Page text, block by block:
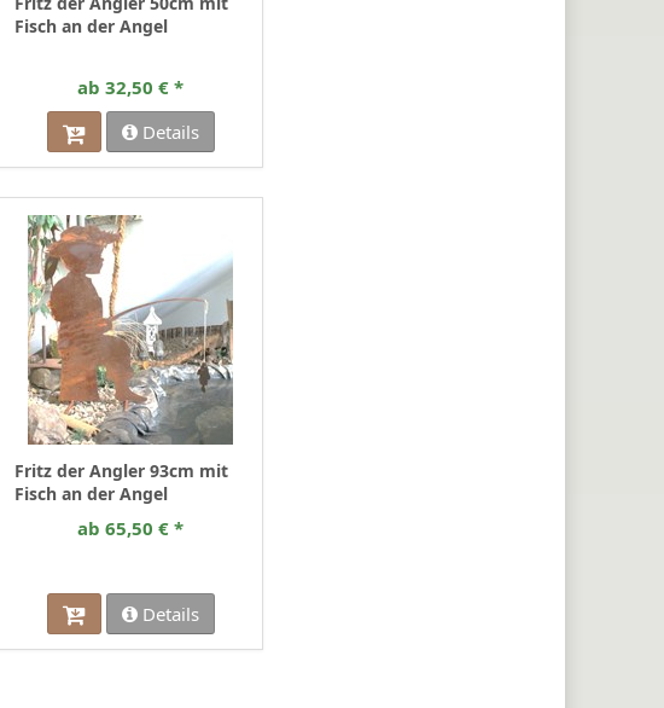
Fisch an der Angel
ab 32,50 € *
Details
Fritz der Angler 93cm mit
Fisch an der Angel
ab 65,50 € *
Details